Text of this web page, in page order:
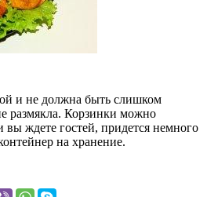
и не должна быть слишком
размякла. Корзинки можно
вы ждете гостей, придется немного
на хранение.